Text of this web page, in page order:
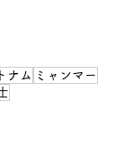
ナム
ミャンマー